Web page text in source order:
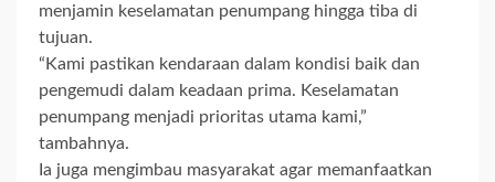
menjamin keselamatan penumpang hingga tiba di
tujuan.
“Kami pastikan kendaraan dalam kondisi baik dan
pengemudi dalam keadaan prima. Keselamatan
penumpang menjadi prioritas utama kami,”
tambahnya.
Ia juga mengimbau masyarakat agar memanfaatkan